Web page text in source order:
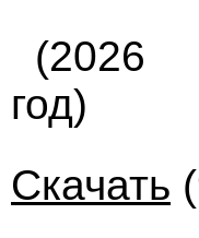
(2026
год)
Скачать